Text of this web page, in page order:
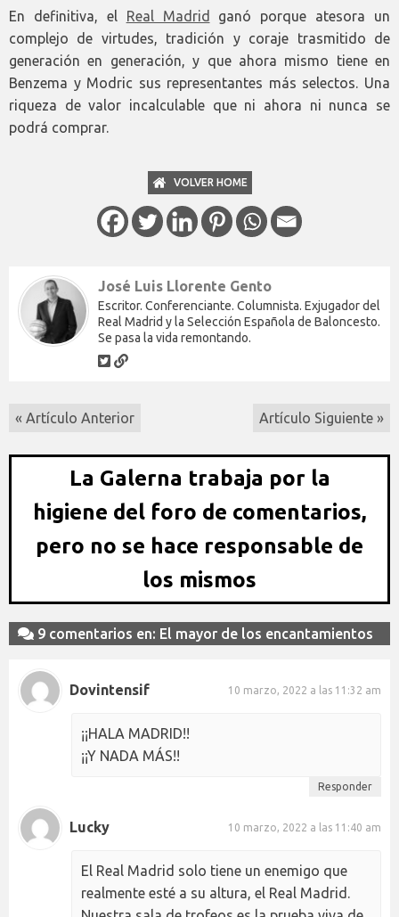
En definitiva, el Real Madrid
ganó porque atesora un
complejo de virtudes, tradición y coraje trasmitido de
generación en generación, y que ahora mismo tiene en
Benzema y Modric sus representantes más selectos. Una
riqueza de valor incalculable que ni ahora ni nunca se
podrá comprar.
VOLVER HOME
José Luis Llorente Gento
Escritor. Conferenciante. Columnista. Exjugador del
Real Madrid y la Selección Española de Baloncesto.
Se pasa la vida remontando.
« Artículo Anterior Artículo Siguiente »
La Galerna trabaja por la
higiene del foro de comentarios,
pero no se hace responsable de
los mismos
9 comentarios en: El mayor de los encantamientos
Dovintensif 10 marzo, 2022 a las 11:32 am
¡¡HALA MADRID!!
¡¡Y NADA MÁS!!
Responder
Lucky 10 marzo, 2022 a las 11:40 am
El Real Madrid solo tiene un enemigo que
realmente esté a su altura, el Real Madrid.